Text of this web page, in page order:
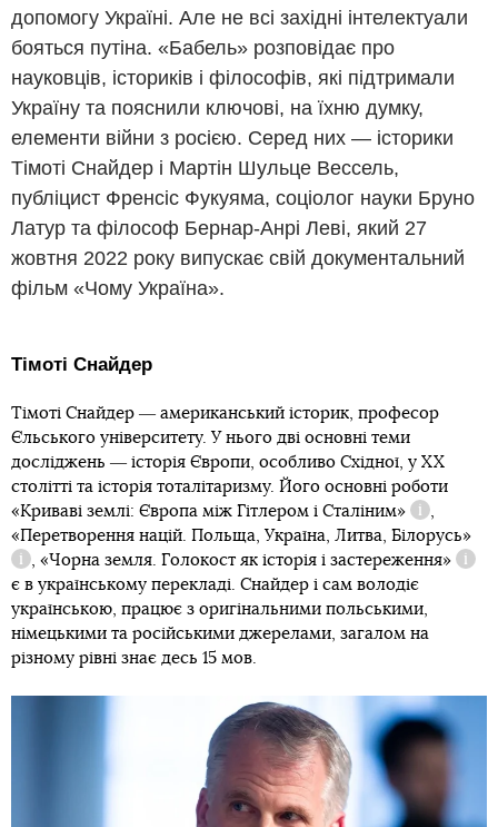
допомогу Україні. Але не всі західні інтелектуали
бояться путіна. «Бабель» розповідає про
науковців, істориків і філософів, які підтримали
Україну та пояснили ключові, на їхню думку,
елементи війни з росією. Серед них ― історики
Тімоті Снайдер і Мартін Шульце Вессель,
публіцист Френсіс Фукуяма, соціолог науки Бруно
Латур та філософ Бернар-Анрі Леві, який 27
жовтня 2022 року випускає свій документальний
фільм «Чому Україна».
Тімоті Снайдер
Тімоті Снайдер ― американський історик, професор
Єльського університету. У нього дві основні теми
досліджень ― історія Європи, особливо Східної, у XX
столітті та історія тоталітаризму. Його основні роботи
«Криваві землі: Європа між Гітлером і Сталіним»
Довідка
«Перетворення націй. Польща, Україна, Литва, Білорусь»
Довідка
«Чорна земля. Голокост як історія і застереження»
є в українському перекладі. Снайдер і сам володіє
українською, працює з оригінальними польськими,
німецькими та російськими джерелами, загалом на
різному рівні знає десь 15 мов.